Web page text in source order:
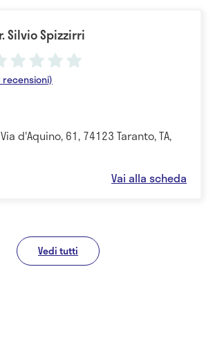
Silvio Spizzirri
recensioni)
d'Aquino, 61, 74123 Taranto, TA,
Vai alla scheda
Vedi tutti